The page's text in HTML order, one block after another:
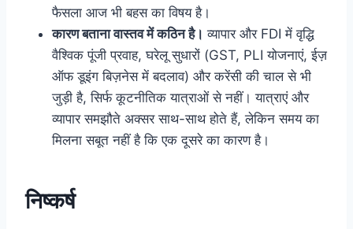
फैसला आज भी बहस का विषय है।
कारण बताना वास्तव में कठिन है। व्यापार और FDI में वृद्धि
वैश्विक पूंजी प्रवाह, घरेलू सुधारों (GST, PLI योजनाएं, ईज़
ऑफ डूइंग बिज़नेस में बदलाव) और करेंसी की चाल से भी
जुड़ी है, सिर्फ कूटनीतिक यात्राओं से नहीं। यात्राएं और
व्यापार समझौते अक्सर साथ-साथ होते हैं, लेकिन समय का
मिलना सबूत नहीं है कि एक दूसरे का कारण है।
निष्कर्ष